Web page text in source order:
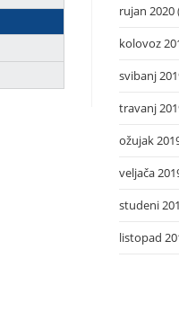
rujan 2020
kolovoz
svibanj
travanj
ožujak
veljača
studeni
listopad